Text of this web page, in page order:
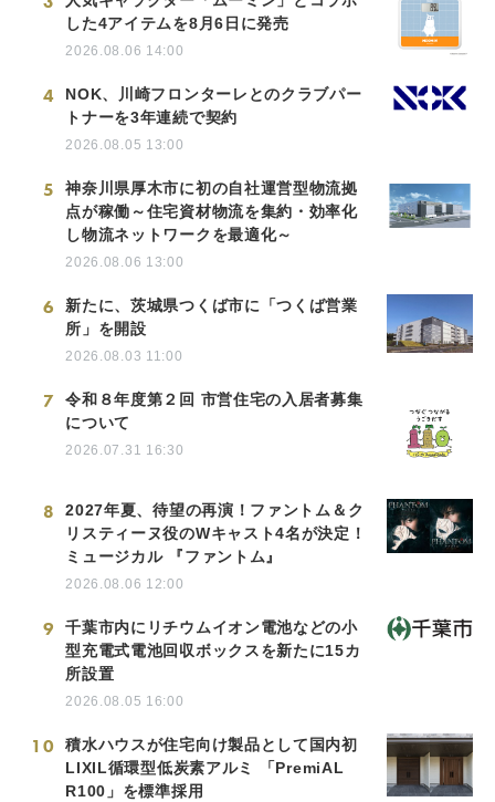
した4アイテムを8月6日に発売
2026.08.06 14:00
4
NOK、川崎フロンターレとのクラブパー
トナーを3年連続で契約
2026.08.05 13:00
5
神奈川県厚木市に初の自社運営型物流拠
点が稼働～住宅資材物流を集約・効率化
し物流ネットワークを最適化～
2026.08.06 13:00
6
新たに、茨城県つくば市に「つくば営業
所」を開設
2026.08.03 11:00
7
令和８年度第２回 市営住宅の入居者募集
について
2026.07.31 16:30
8
2027年夏、待望の再演！ファントム＆ク
リスティーヌ役のWキャスト4名が決定！
ミュージカル 『ファントム』
2026.08.06 12:00
9
千葉市内にリチウムイオン電池などの小
型充電式電池回収ボックスを新たに15カ
所設置
2026.08.05 16:00
10
積水ハウスが住宅向け製品として国内初
LIXIL循環型低炭素アルミ 「PremiAL
R100」を標準採用